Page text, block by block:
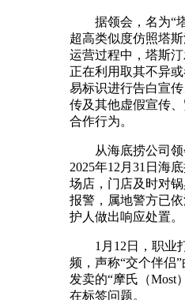
据领会，名为“塔
超高类似度仿照塔斯
运营过程中，塔斯
正在利用取其不异
易标识进行告白宣
传及其他虚假宣传
合作行为。
从海底捞公司领
2025年12月31日海
场店，门店及时对
报警，属地警方已
护人做出响应处置。
1月12日，职业
频，声称“交个伴侣
发卖的“摩氏（Most
在标签问题。